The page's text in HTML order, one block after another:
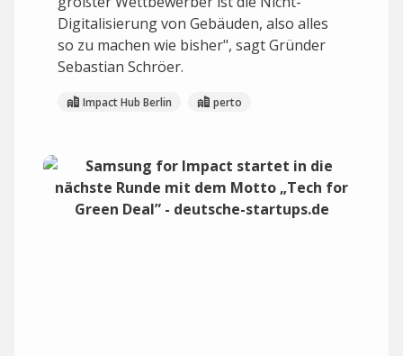
Digitalisierung von Gebäuden, also alles
so zu machen wie bisher", sagt Gründer
Sebastian Schröer.
Impact Hub Berlin perto